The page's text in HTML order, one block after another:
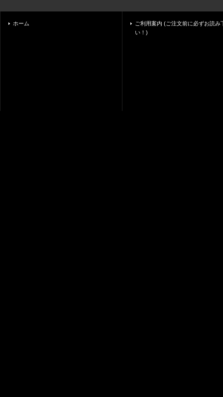
ホーム
ご利用案内 (ご注文前に必ずお読み
い！)